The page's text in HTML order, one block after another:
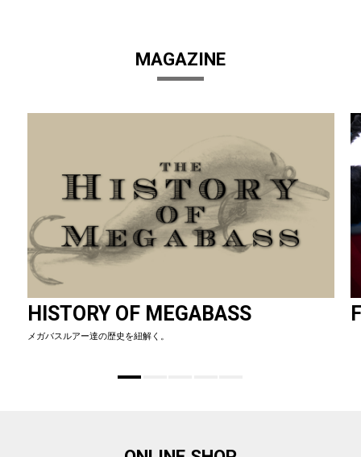
MAGAZINE
HISTORY OF MEGABASS
メガバスルアー達の歴史を紐解く。